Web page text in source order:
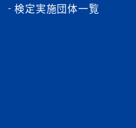
検定実施団体一覧